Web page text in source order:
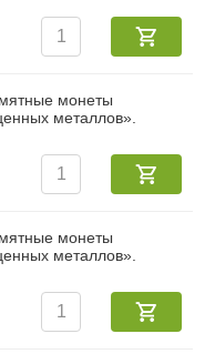
монеты
металлов».
монеты
металлов».